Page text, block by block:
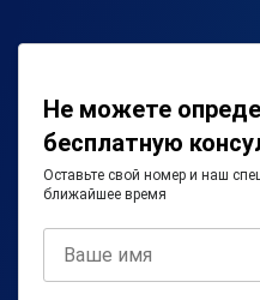
Не можете
бесплатную
Оставьте свой номер и наш
ближайшее время